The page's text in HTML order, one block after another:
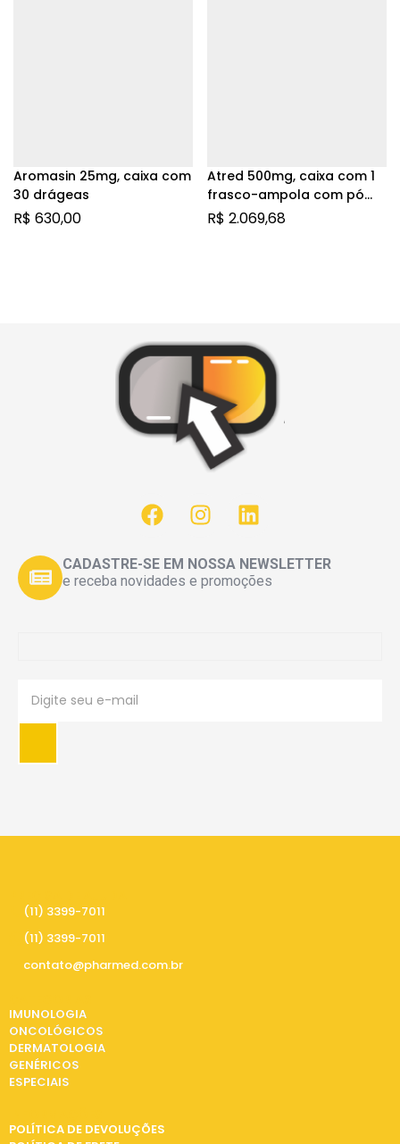
Aromasin 25mg, caixa com
30 drágeas
R$ 630,00
Atred 500mg, caixa com 1
frasco-ampola com pó
para solução de uso
R$ 2.069,68
CADASTRE-SE EM NOSSA NEWSLETTER
e receba novidades e promoções
(11) 3399-7011
(11) 3399-7011
contato@pharmed.com.br
IMUNOLOGIA
ONCOLÓGICOS
DERMATOLOGIA
GENÉRICOS
ESPECIAIS
POLÍTICA DE DEVOLUÇÕES